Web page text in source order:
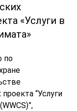
«Услуги в
по
“Услуги